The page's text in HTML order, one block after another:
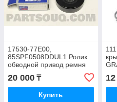
17530-77E00,
85SPF0508DDUL1 Ролик
обводной привод ремня
SUZUKI SX4, GRAND
VITARA, NSK JAPAN
20 000 ₸
Купить